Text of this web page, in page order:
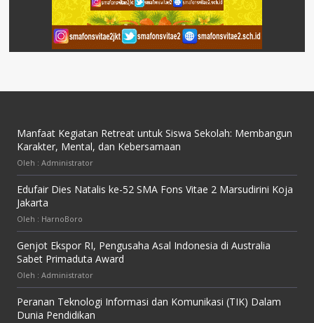
Manfaat Kegiatan Retreat untuk Siswa Sekolah: Membangun
Karakter, Mental, dan Kebersamaan
Oleh : Administrator
Edufair Dies Natalis ke-52 SMA Fons Vitae 2 Marsudirini Koja
Jakarta
Oleh : HarnoBoro
Genjot Ekspor RI, Pengusaha Asal Indonesia di Australia
Sabet Primaduta Award
Oleh : Administrator
Peranan Teknologi Informasi dan Komunikasi (TIK) Dalam
Dunia Pendidikan